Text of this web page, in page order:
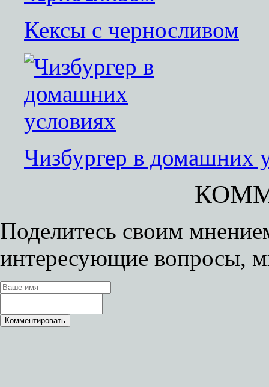
Кексы с черносливом
Чизбургер в домашних
Поделитесь своим
интересующие вопросы,